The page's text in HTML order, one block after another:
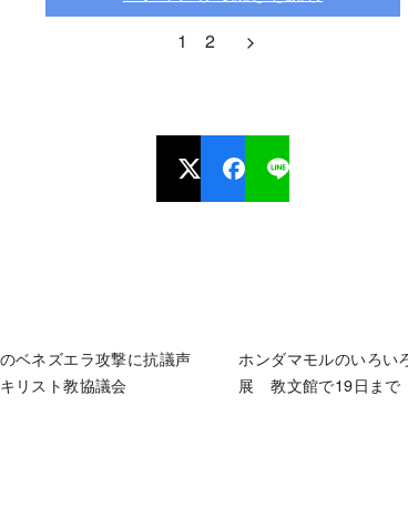
1
2
ベネズエラ攻撃に抗議声
リスト教協議会
ホンダマモルのいろい
展 教文館で19日まで